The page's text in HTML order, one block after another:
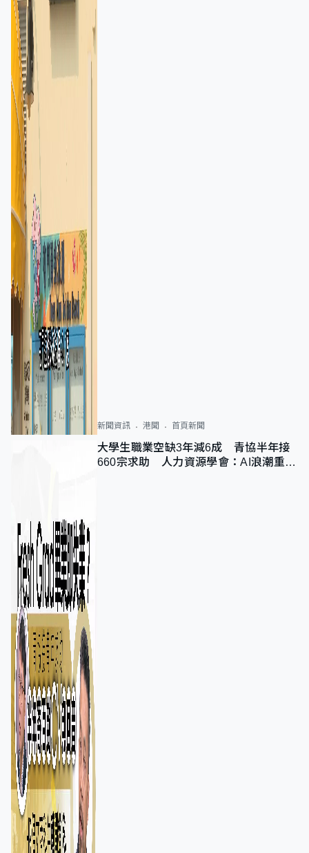
新聞資訊 港聞 首頁新聞
大學生職業空缺3年減6成 青協半年接
660宗求助 人力資源學會：AI浪潮重整